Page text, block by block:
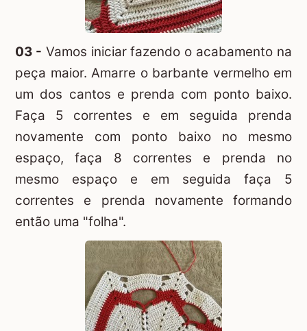
03 - Vamos iniciar fazendo o acabamento na
peça maior. Amarre o barbante vermelho em
um dos cantos e prenda com ponto baixo.
Faça 5 correntes e em seguida prenda
novamente com ponto baixo no mesmo
espaço, faça 8 correntes e prenda no
mesmo espaço e em seguida faça 5
correntes e prenda novamente formando
então uma "folha".